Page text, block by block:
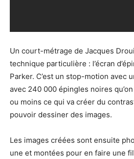
Un court-métrage de Jacques
technique particulière : l’écran
Parker. C’est un stop-motion avec
avec 240 000 épingles noires
ou moins ce qui va créer du
pouvoir dessiner des images.
Les images créées sont ensuite
une et montées pour en faire une